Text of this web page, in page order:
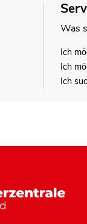
Was
Ich
Ich
Ich